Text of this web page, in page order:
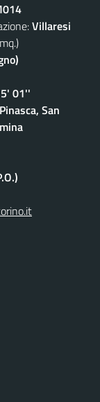
Villaresi
01''
San